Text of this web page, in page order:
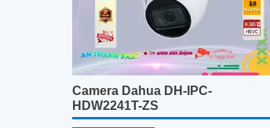
Camera Dahua DH-IPC-
HDW2241T-ZS